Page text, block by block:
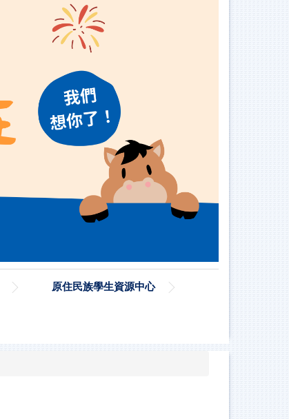
原住民族學生資源中心